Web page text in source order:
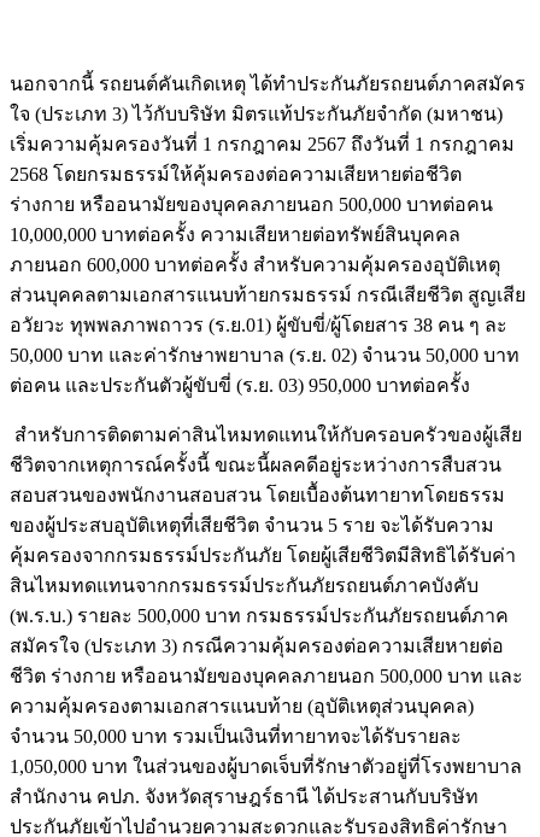
นอกจากนี้ รถยนต์คันเกิดเหตุ ได้ทำประกันภัยรถยนต์ภาคสมัคร
ใจ (ประเภท 3) ไว้กับบริษัท มิตรแท้ประกันภัยจำกัด (มหาชน)
เริ่มความคุ้มครองวันที่ 1 กรกฎาคม 2567 ถึงวันที่ 1 กรกฎาคม
2568 โดยกรมธรรม์ให้คุ้มครองต่อความเสียหายต่อชีวิต
ร่างกาย หรืออนามัยของบุคคลภายนอก 500,000 บาทต่อคน
10,000,000 บาทต่อครั้ง ความเสียหายต่อทรัพย์สินบุคคล
ภายนอก 600,000 บาทต่อครั้ง สำหรับความคุ้มครองอุบัติเหตุ
ส่วนบุคคลตามเอกสารแนบท้ายกรมธรรม์ กรณีเสียชีวิต สูญเสีย
อวัยวะ ทุพพลภาพถาวร (ร.ย.01) ผู้ขับขี่/ผู้โดยสาร 38 คน ๆ ละ
50,000 บาท และค่ารักษาพยาบาล (ร.ย. 02) จำนวน 50,000 บาท
ต่อคน และประกันตัวผู้ขับขี่ (ร.ย. 03) 950,000 บาทต่อครั้ง
สำหรับการติดตามค่าสินไหมทดแทนให้กับครอบครัวของผู้เสีย
ชีวิตจากเหตุการณ์ครั้งนี้ ขณะนี้ผลคดีอยู่ระหว่างการสืบสวน
สอบสวนของพนักงานสอบสวน โดยเบื้องต้นทายาทโดยธรรม
ของผู้ประสบอุบัติเหตุที่เสียชีวิต จำนวน 5 ราย จะได้รับความ
คุ้มครองจากกรมธรรม์ประกันภัย โดยผู้เสียชีวิตมีสิทธิได้รับค่า
สินไหมทดแทนจากกรมธรรม์ประกันภัยรถยนต์ภาคบังคับ
(พ.ร.บ.) รายละ 500,000 บาท กรมธรรม์ประกันภัยรถยนต์ภาค
สมัครใจ (ประเภท 3) กรณีความคุ้มครองต่อความเสียหายต่อ
ชีวิต ร่างกาย หรืออนามัยของบุคคลภายนอก 500,000 บาท และ
ความคุ้มครองตามเอกสารแนบท้าย (อุบัติเหตุส่วนบุคคล)
จำนวน 50,000 บาท รวมเป็นเงินที่ทายาทจะได้รับรายละ
1,050,000 บาท ในส่วนของผู้บาดเจ็บที่รักษาตัวอยู่ที่โรงพยาบาล
สำนักงาน คปภ. จังหวัดสุราษฎร์ธานี ได้ประสานกับบริษัท
ประกันภัยเข้าไปอำนวยความสะดวกและรับรองสิทธิค่ารักษา